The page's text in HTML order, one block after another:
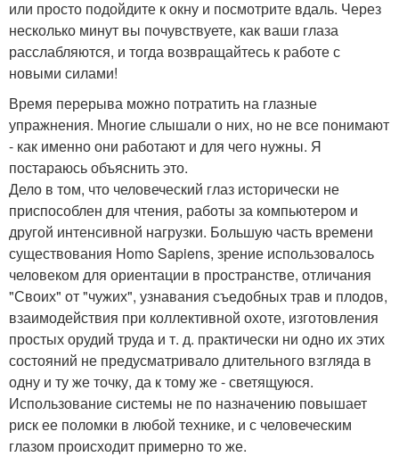
или просто подойдите к окну и посмотрите вдаль. Через
несколько минут вы почувствуете, как ваши глаза
расслабляются, и тогда возвращайтесь к работе с
новыми силами!
Время перерыва можно потратить на глазные
упражнения. Многие слышали о них, но не все понимают
- как именно они работают и для чего нужны. Я
постараюсь объяснить это.
Дело в том, что человеческий глаз исторически не
приспособлен для чтения, работы за компьютером и
другой интенсивной нагрузки. Большую часть времени
существования Homo Sapiens, зрение использовалось
человеком для ориентации в пространстве, отличания
"Своих" от "чужих", узнавания съедобных трав и плодов,
взаимодействия при коллективной охоте, изготовления
простых орудий труда и т. д. практически ни одно их этих
состояний не предусматривало длительного взгляда в
одну и ту же точку, да к тому же - светящуюся.
Использование системы не по назначению повышает
риск ее поломки в любой технике, и с человеческим
глазом происходит примерно то же.